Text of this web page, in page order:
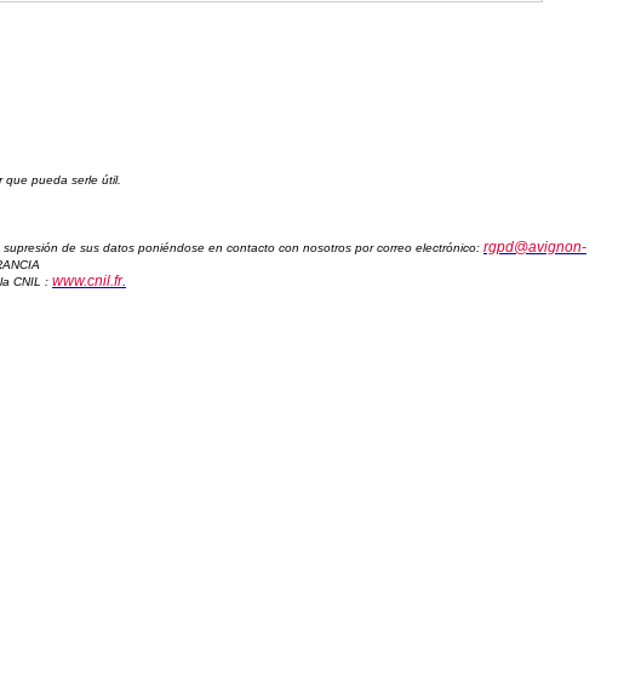
que pueda serle útil.
de sus datos poniéndose en contacto con nosotros por correo electrónico: rgpd@avignon-
CNIL : www.cnil.fr.